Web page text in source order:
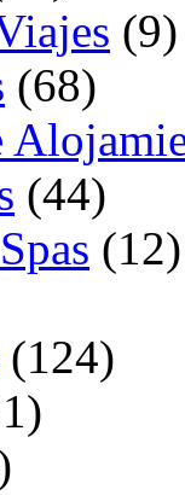
(9)
(68)
(44)
(12)
(124)